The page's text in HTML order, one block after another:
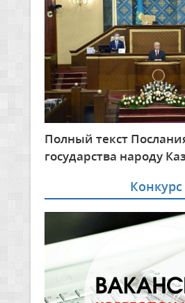
Полный текст
государства народу
Конкурс